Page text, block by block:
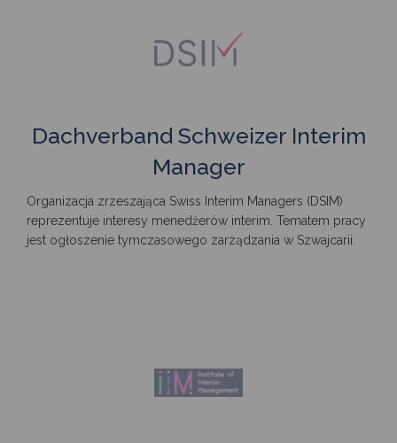
Dachverband Schweizer Interim
Manager
Organizacja zrzeszająca Swiss Interim Managers (DSIM)
reprezentuje interesy menedżerów interim. Tematem pracy
jest ogłoszenie tymczasowego zarządzania w Szwajcarii.